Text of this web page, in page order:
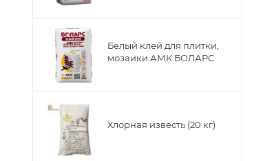
Белый клей для плитки,
мозаики АМК БОЛАРС
Хлорная известь (20 кг)